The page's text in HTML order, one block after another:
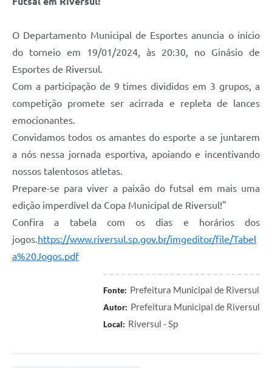
O Departamento Municipal de Esportes anuncia o início
do torneio em 19/01/2024, às 20:30, no Ginásio de
Esportes de Riversul.
Com a participação de 9 times divididos em 3 grupos, a
competição promete ser acirrada e repleta de lances
emocionantes.
Convidamos todos os amantes do esporte a se juntarem
a nós nessa jornada esportiva, apoiando e incentivando
nossos talentosos atletas.
Prepare-se para viver a paixão do futsal em mais uma
edição imperdível da Copa Municipal de Riversul!"
Confira a tabela com os dias e horários dos
jogos.https://www.riversul.sp.gov.br/imgeditor/file/Tabel
a%20Jogos.pdf
Fonte: Prefeitura Municipal de Riversul
Autor: Prefeitura Municipal de Riversul
Local: Riversul - Sp